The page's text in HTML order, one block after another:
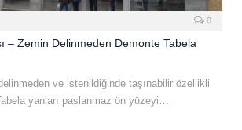
0
– Zemin Delinmeden Demonte Tabela
ve istenildiğinde taşınabilir özellikli
yanları paslanmaz ön yüzeyi…